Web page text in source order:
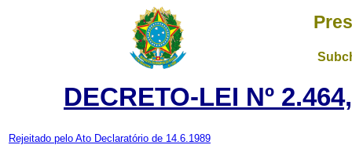
DECRETO-LEI Nº
Rejeitado pelo Ato Declaratório de 14.6.1989